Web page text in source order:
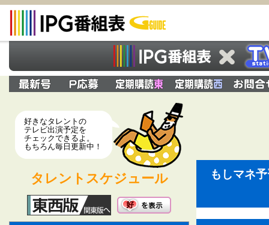
好きなタレントの
テレビ出演予定を
チェックできるよ。
もちろん毎日更新中！
タレントスケジュール もしマネ